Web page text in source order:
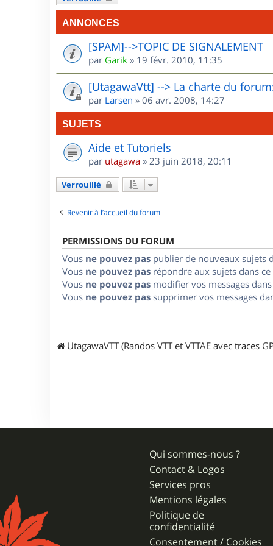
ANNONCES
[SPAM]-->TOPIC DE SIGNALEMENT
par Garik » 19 févr. 2010, 11:35
[UtagawaVtt] --> La charte du
par Larsen » 06 avr. 2008, 14:27
SUJETS
Aide et Tutoriels
par utagawa » 23 juin 2018, 20:11
Verrouillé
Revenir à l’accueil du forum
PERMISSIONS DU FORUM
Vous ne pouvez pas publier de nouveaux sujets
Vous ne pouvez pas répondre aux sujets dans
Vous ne pouvez pas modifier vos messages
Vous ne pouvez pas supprimer vos messages
UtagawaVTT (Randos VTT et VTTAE avec traces
Qui sommes-nous ?
Contact & Logos
Services pros
Mentions légales
Politique de
confidentialité
Consentement / Cookies